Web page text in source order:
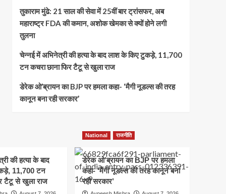
तुकाराम मुंढे: 21 साल की सेवा में 25वीं बार ट्रांसफर, अब
महाराष्ट्र FDA की कमान, अशोक खेमका से क्यों होने लगी
तुलना
चेन्नई में अभिनेत्री की हत्या के बाद लाश के किए टुकड़े, 11,700
टन कचरा छाना फिर टैटू से खुला राज
डेरेक ओ’ब्रायन का BJP पर हमला कहा- ‘मैगी नूडल्स की तरह
कानून बना रही सरकार’
की हत्या के बाद
11,700 टन
टैटू से खुला राज
National राजनीति
डेरेक ओ’ब्रायन का BJP पर हमला
कहा- ‘मैगी नूडल्स की तरह कानून बना
रही सरकार’